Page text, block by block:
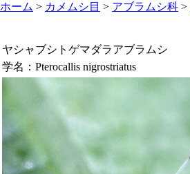
ホーム > カメムシ目 > アブラムシ科 >
ヤシャブシトゲマダラアブラムシ
学名： Pterocallis nigrostriatus